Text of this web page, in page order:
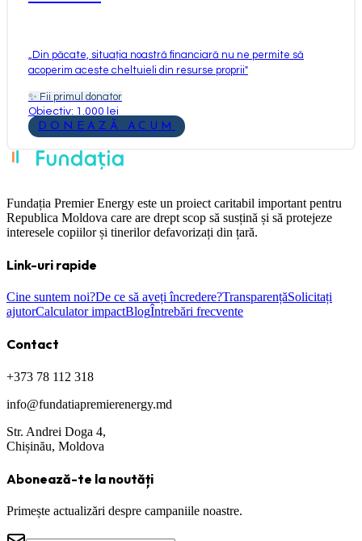
Din păcate, situația noastră financiară nu ne permite să
acoperim aceste cheltuieli din resurse proprii"
✨ Fii primul donator
Obiectiv: 1.000 lei
DONEAZĂ ACUM
Fundația Premier Energy este un proiect caritabil important pentru
Republica Moldova care are drept scop să susțină și să protejeze
interesele copiilor și tinerilor defavorizați din țară.
Link-uri rapide
Cine suntem noi?De ce să aveți încredere?TransparențăSolicitați
ajutorCalculator impactBlogÎntrebări frecvente
Contact
+373 78 112 318
info@fundatiapremierenergy.md
Str. Andrei Doga 4,
Chișinău, Moldova
Abonează-te la noutăți
Primește actualizări despre campaniile noastre.